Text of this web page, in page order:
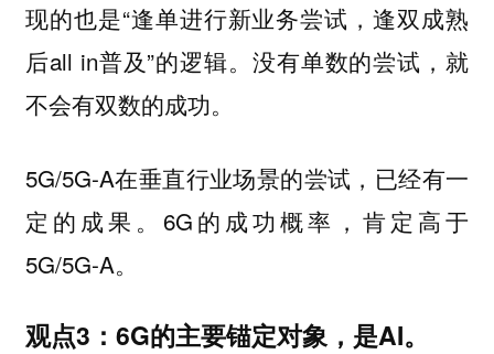
现的也是“逢单进行新业务尝试，逢双成熟
后all in普及”的逻辑。没有单数的尝试，就
不会有双数的成功。
5G/5G-A在垂直行业场景的尝试，已经有一
定的成果。6G的成功概率，肯定高于
5G/5G-A。
观点3：6G的主要锚定对象，是AI。